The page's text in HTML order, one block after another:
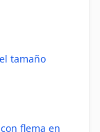
tamaño
flema en